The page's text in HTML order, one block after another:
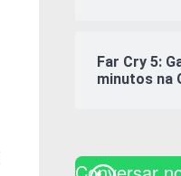
Far Cry 5:
minutos na